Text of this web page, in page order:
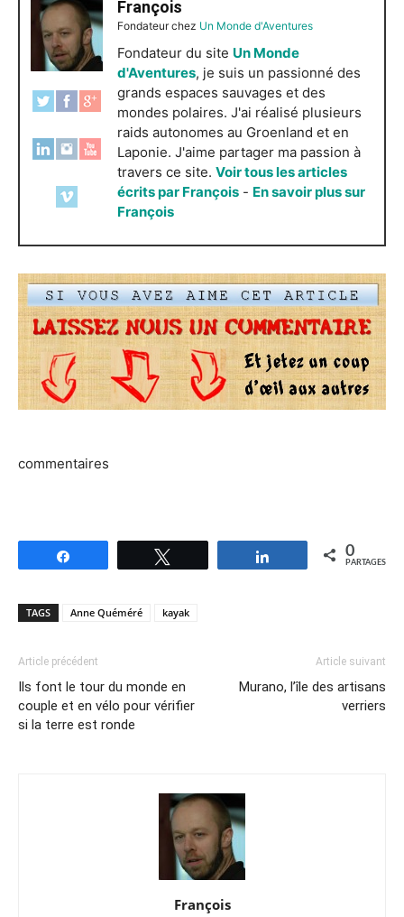
François
Fondateurchez Un Monde d'Aventures
Fondateur du site Un Monde
d'Aventures, je suis un passionné des
grands espaces sauvages et des
mondes polaires. J'ai réalisé plusieurs
raids autonomes au Groenland et en
Laponie. J'aime partager ma passion à
travers ce site. Voir tous les articles
écrits par François - En savoir plus sur
François
commentaires
Partagez 0
PARTAGES
TAGS Anne Quéméré kayak
Article précédent
Ils font le tour du monde en
couple et en vélo pour vérifier
si la terre est ronde
Article suivant
Murano, l’île des artisans
verriers
François